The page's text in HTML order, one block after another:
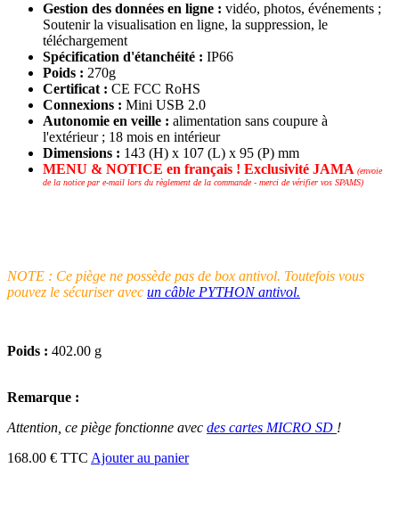
Gestion des données en ligne : vidéo, photos, événements ;
Soutenir la visualisation en ligne, la suppression, le
téléchargement
Spécification d'étanchéité : IP66
Poids : 270g
Certificat : CE FCC RoHS
Connexions : Mini USB 2.0
Autonomie en veille : alimentation sans coupure à
l'extérieur ; 18 mois en intérieur
Dimensions : 143 (H) x 107 (L) x 95 (P) mm
MENU & NOTICE en français ! Exclusivité JAMA (envoie
de la notice par e-mail lors du règlement de la commande - merci de vérifier vos SPAMS)
NOTE : Ce piège ne possède pas de box antivol. Toutefois vous
pouvez le sécuriser avec un câble PYTHON antivol.
Poids : 402.00 g
Remarque :
Attention, ce piège fonctionne avec des cartes MICRO SD !
168.00 € TTC Ajouter au panier